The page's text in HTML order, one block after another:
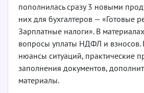
пополнилась сразу 3 новыми
них для бухгалтеров — «Готовые
Зарплатные налоги». В
вопросы уплаты НДФЛ и взносов.
нюансы ситуаций, практические
заполнения документов,
материалы.